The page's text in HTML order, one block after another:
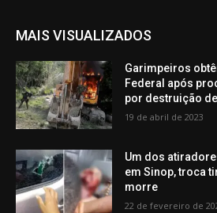
MAIS VISUALIZADOS
Garimpeiros
Federal após
por destruição
19 de abril de 2023
Um dos
em Sinop, troca
morre
22 de fevereiro de